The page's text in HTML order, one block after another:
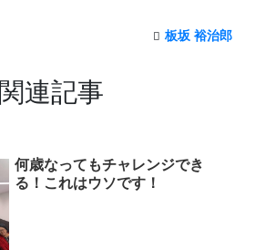
板坂 裕治郎
関連記事
何歳なってもチャレンジでき
る！これはウソです！